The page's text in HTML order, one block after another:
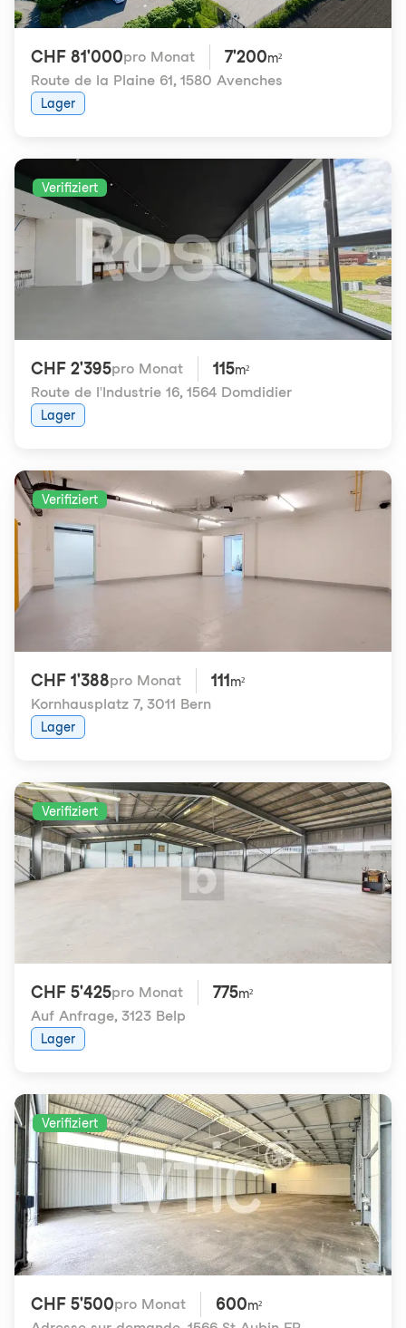
CHF 81'000pro Monat 7'200m²
Route de la Plaine 61, 1580 Avenches
Lager
Verifiziert
CHF 2'395pro Monat 115m²
Route de l'Industrie 16, 1564 Domdidier
Lager
Verifiziert
CHF 1'388pro Monat 111 m²
Kornhausplatz 7, 3011 Bern
Lager
Verifiziert
CHF 5'425pro Monat 775m²
Auf Anfrage, 3123 Belp
Lager
Verifiziert
CHF 5'500pro Monat 600m²